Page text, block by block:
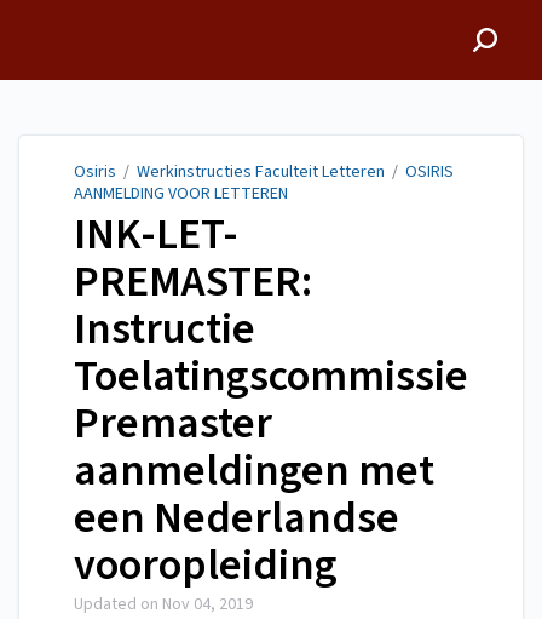
Osiris / Werkinstructies Faculteit Letteren / OSIRIS
AANMELDING VOOR LETTEREN
INK-LET-
PREMASTER:
Instructie
Toelatingscommissie
Premaster
aanmeldingen met
een Nederlandse
vooropleiding
Updated on Nov 04, 2019